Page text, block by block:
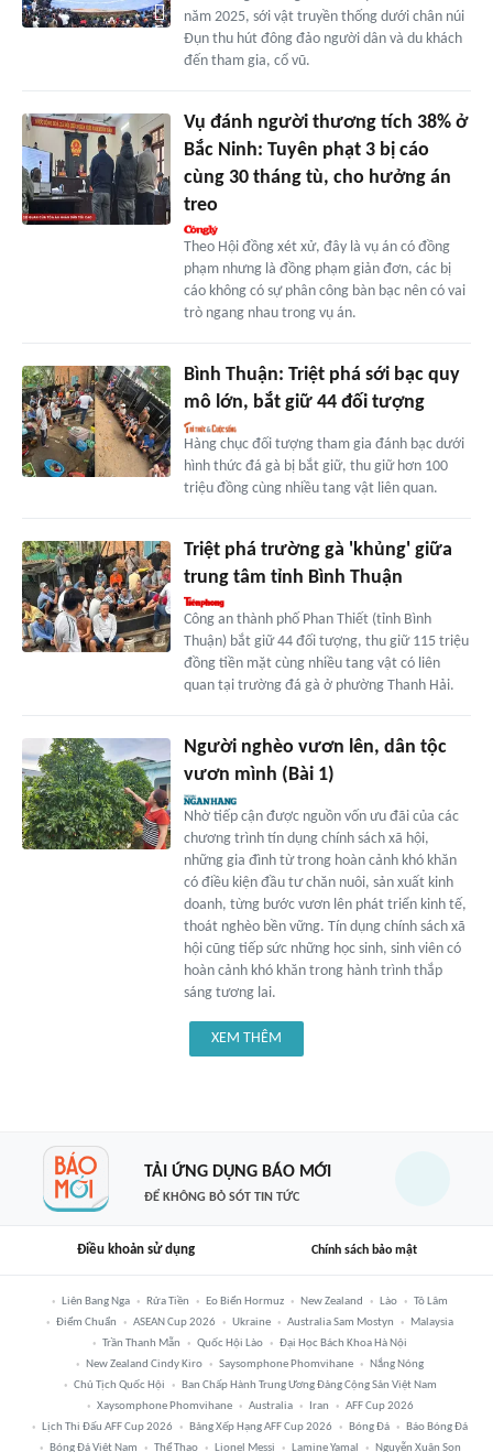
năm 2025, sới vật truyền thống dưới chân núi
Đụn thu hút đông đảo người dân và du khách
đến tham gia, cổ vũ.
Vụ đánh người thương tích 38% ở
Bắc Ninh: Tuyên phạt 3 bị cáo
cùng 30 tháng tù, cho hưởng án
treo
Theo Hội đồng xét xử, đây là vụ án có đồng
phạm nhưng là đồng phạm giản đơn, các bị
cáo không có sự phân công bàn bạc nên có vai
trò ngang nhau trong vụ án.
Bình Thuận: Triệt phá sới bạc quy
mô lớn, bắt giữ 44 đối tượng
Hàng chục đối tượng tham gia đánh bạc dưới
hình thức đá gà bị bắt giữ, thu giữ hơn 100
triệu đồng cùng nhiều tang vật liên quan.
Triệt phá trường gà 'khủng' giữa
trung tâm tỉnh Bình Thuận
Công an thành phố Phan Thiết (tỉnh Bình
Thuận) bắt giữ 44 đối tượng, thu giữ 115 triệu
đồng tiền mặt cùng nhiều tang vật có liên
quan tại trường đá gà ở phường Thanh Hải.
Người nghèo vươn lên, dân tộc
vươn mình (Bài 1)
Nhờ tiếp cận được nguồn vốn ưu đãi của các
chương trình tín dụng chính sách xã hội,
những gia đình từ trong hoàn cảnh khó khăn
có điều kiện đầu tư chăn nuôi, sản xuất kinh
doanh, từng bước vươn lên phát triển kinh tế,
thoát nghèo bền vững. Tín dụng chính sách xã
hội cũng tiếp sức những học sinh, sinh viên có
hoàn cảnh khó khăn trong hành trình thắp
sáng tương lai.
XEM THÊM
TẢI ỨNG DỤNG BÁO MỚI
ĐỂ KHÔNG BỎ SÓT TIN TỨC
Điều khoản sử dụng Chính sách bảo mật
Liên Bang Nga Rửa Tiền Eo Biển Hormuz New Zealand Lào
Tô Lâm
Điểm Chuẩn
ASEAN Cup 2026 Ukraine Australia Sam Mostyn
Malaysia
Trần Thanh Mẫn
Quốc Hội Lào
Đại Học Bách Khoa Hà Nội
New Zealand Cindy Kiro
Saysomphone Phomvihane
Nắng Nóng
Chủ Tịch Quốc Hội
Ban Chấp Hành Trung Ương Đảng Cộng Sản Việt Nam
Xaysomphone Phomvihane
Australia Iran
AFF Cup 2026
Lịch Thi Đấu AFF Cup 2026
Bảng Xếp Hạng AFF Cup 2026 Bóng Đá
Báo Bóng Đá
Bóng Đá Việt Nam
Thể Thao Lionel Messi Lamine Yamal Nguyễn Xuân Son